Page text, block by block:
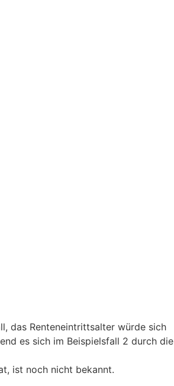
das Renteneintrittsalter würde sich
es sich im Beispielsfall 2 durch die
ist noch nicht bekannt.